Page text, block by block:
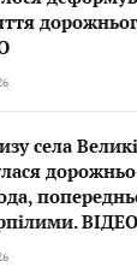
села
ВІДЕО